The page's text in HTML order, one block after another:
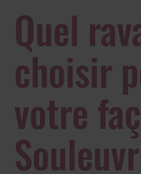
Quel
choisir
votre